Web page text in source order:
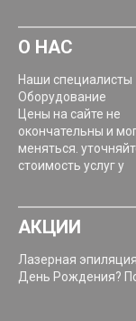
О НАС
Наши специалисты
Оборудование
Цены на сайте не
окончательны и
меняться.
стоимость услуг у
АКЦИИ
Лазерная
День Рождения?